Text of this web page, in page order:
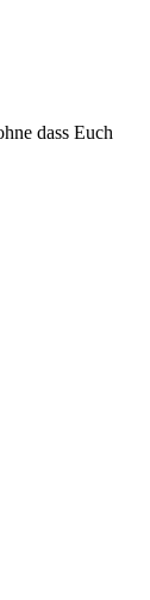
dass Euch